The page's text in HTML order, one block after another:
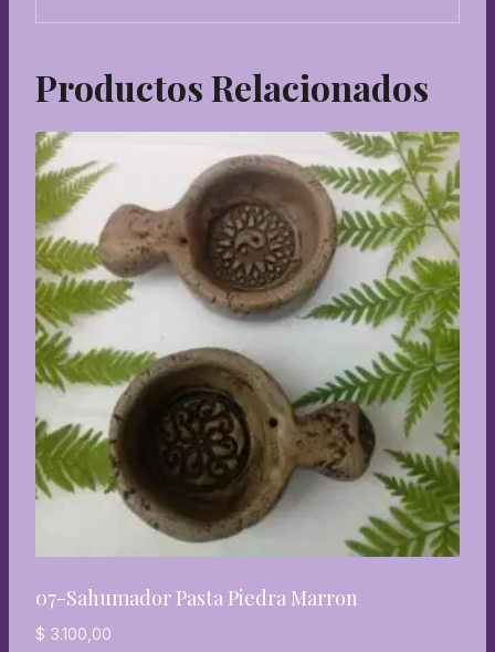
Productos Relacionados
07-Sahumador Pasta Piedra Marron
$ 3.100,00